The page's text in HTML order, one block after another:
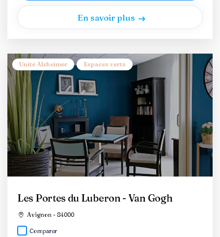
En savoir plus
Unité Alzheimer Espaces verts
Les Portes du Luberon - Van Gogh
Avignon - 84000
Comparer